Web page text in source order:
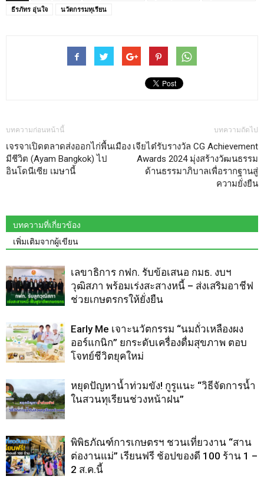
ธีรภัทร อุ่นใจ
นวัตกรรมทุเรียน
บทความก่อนหน้านี้
เจรจาเปิดตลาดส่งออกไก่พื้นเมือง
มีชีวิต (Ayam Bangkok) ไป
อินโดนีเซีย เมษานี้
บทความถัดไป
เจียไต๋รับรางวัล CG Achievement
Awards 2024 มุ่งสร้างวัฒนธรรม
ด้านธรรมาภิบาลเพื่อรากฐานสู่
ความยั่งยืน
บทความที่เกี่ยวข้อง
เพิ่มเติมจากผู้เขียน
เลขาธิการ กฟก. รับข้อเสนอ กมธ. งบฯ
วุฒิสภา พร้อมเร่งสะสางหนี้ – ส่งเสริมอาชีฟ
ช่วยเกษตรกรให้ยั่งยืน
Early Me เจาะนวัตกรรม “นมถั่วเหลืองผง
ออร์แกนิก” ยกระดับเครื่องดื่มสุขภาพ ตอบ
โจทย์ชีวิตยุคใหม่
หยุดปัญหาน้ำท่วมขัง! กูรูแนะ “วิธีจัดการน้ำ
ในสวนทุเรียนช่วงหน้าฝน”
พิพิธภัณฑ์การเกษตรฯ ชวนเที่ยวงาน “สาน
ต่องานแม่” เรียนฟรี ช้อปของดี 100 ร้าน 1 –
2 ส.ค.นี้